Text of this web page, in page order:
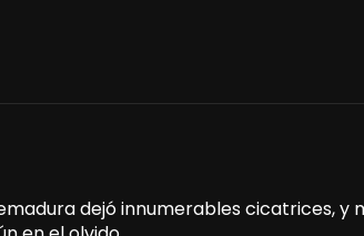
dejó innumerables cicatrices, y